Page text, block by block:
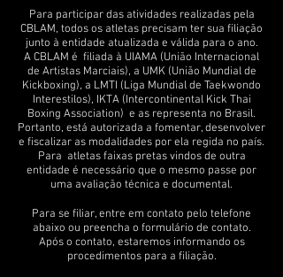
Para participar das atividades realizadas pela
CBLAM, todos os atletas precisam ter sua filiação
junto à entidade atualizada e válida para o ano.
A CBLAM é filiada à UIAMA (União Internacional
de Artistas Marciais), a UMK (União Mundial de
Kickboxing), a LMTI (Liga Mundial de Taekwondo
Interestilos), IKTA (Intercontinental Kick Thai
Boxing Association) e as representa no Brasil.
Portanto, está autorizada a fomentar, desenvolver
e fiscalizar as modalidades por ela regida no país.
Para atletas faixas pretas vindos de outra
entidade é necessário que o mesmo passe por
uma avaliação técnica e documental.
Para se filiar, entre em contato pelo telefone
abaixo ou preencha o formulário de contato.
Após o contato, estaremos informando os
procedimentos para a filiação.